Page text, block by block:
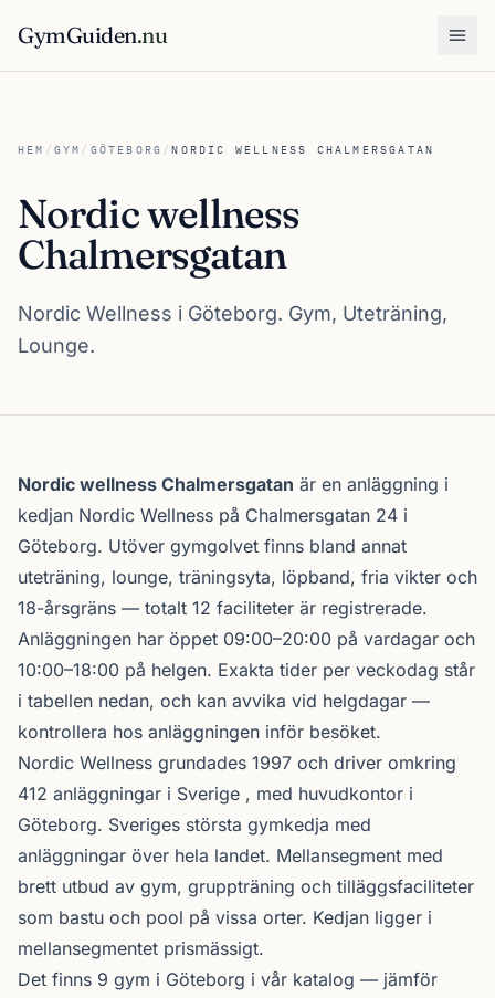
GymGuiden.nu
HEM / GYM / GÖTEBORG /NORDIC WELLNESS CHALMERSGATAN
Nordic wellness
Chalmersgatan
Nordic Wellness i Göteborg. Gym, Uteträning,
Lounge.
Om Nordic wellness Chalmersgatan
Nordic wellness Chalmersgatan är en anläggning i
kedjan Nordic Wellness på Chalmersgatan 24 i
Göteborg. Utöver gymgolvet finns bland annat
uteträning, lounge, träningsyta, löpband, fria vikter och
18-årsgräns — totalt 12 faciliteter är registrerade.
Anläggningen har öppet 09:00–20:00 på vardagar och
10:00–18:00 på helgen. Exakta tider per veckodag står
i tabellen nedan, och kan avvika vid helgdagar —
kontrollera hos anläggningen inför besöket.
Nordic Wellness grundades 1997 och driver omkring
412 anläggningar i Sverige , med huvudkontor i
Göteborg. Sveriges största gymkedja med
anläggningar över hela landet. Mellansegment med
brett utbud av gym, gruppträning och tilläggsfaciliteter
som bastu och pool på vissa orter. Kedjan ligger i
mellansegmentet prismässigt.
Det finns 9 gym i Göteborg i vår katalog — jämför